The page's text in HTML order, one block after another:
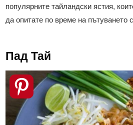
популярните тайландски ястия,
да опитате по време на пътуването
Пад Тай